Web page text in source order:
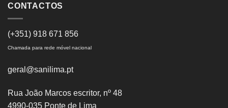
CONTACTOS
(+351) 918 671 856
Chamada para rede móvel nacional
geral@sanilima.pt
Rua João Marcos escritor, nº 48
4990-035 Ponte de Lima